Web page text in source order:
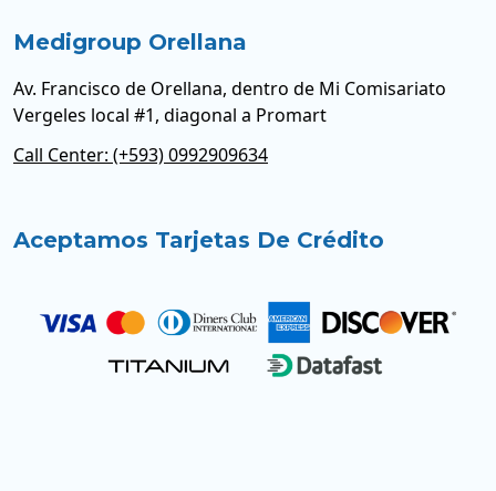
Medigroup Orellana
Av. Francisco de Orellana, dentro de Mi Comisariato
Vergeles local #1, diagonal a Promart
Call Center: (+593) 0992909634
Aceptamos Tarjetas De Crédito